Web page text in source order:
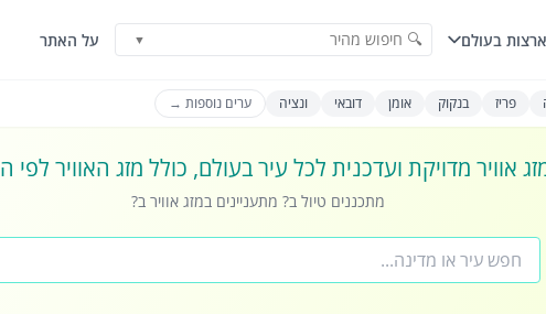
ארצות בעולם 🔍 חיפוש מהיר ▼ על האתר
פריז בנקוק אומן דובאי ונציה ערים נוספות →
אוויר מדויקת ועדכנית לכל עיר בעולם, כולל מזג האוויר לפי
מתכננים טיול ב? מתעניינים במזג אוויר ב?